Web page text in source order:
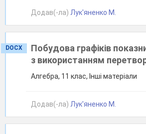
Додав(-ла) Лук'яненко М.
DOCX
Побудова графіків
з використанням
Алгебра, 11 клас, Інші матеріали
Додав(-ла) Лук'яненко М.